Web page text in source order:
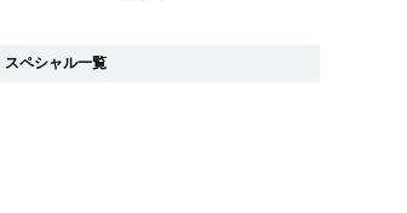
スペシャル一覧